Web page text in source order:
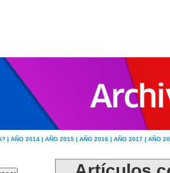
| AÑO 2014 | AÑO 2015 | AÑO 2016 | AÑO 2017 | AÑO